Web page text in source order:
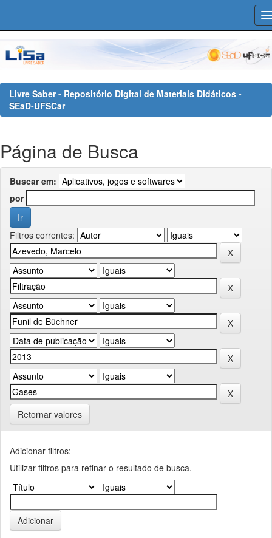
navigation
Livre Saber - Repositório Digital de Materiais Didáticos -
SEaD-UFSCar
Página de Busca
Buscar em:
por
Filtros correntes:
Retornar valores
Adicionar filtros:
Utilizar filtros para refinar o resultado de busca.